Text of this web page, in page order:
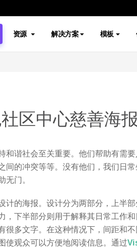
资源 解决方案 模板
区中心慈善海报
和谐社会至关重要。他们帮助有需
间的冲突等等。没有他们，我们日
门。
计的海报。设计分为两部分，上半
，下半部分则用于解释其日常工作
很多文字。在这种情况下，间距和
使观众可以方便地阅读信息。通过